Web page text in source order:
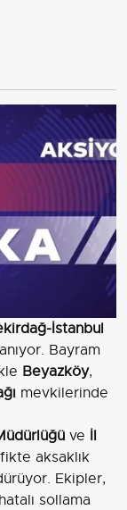
İstanbul
Bayram
Beyazköy,
mevkilerinde
ve İl
aksaklık
Ekipler,
sollama